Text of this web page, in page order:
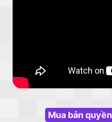
Mua bản